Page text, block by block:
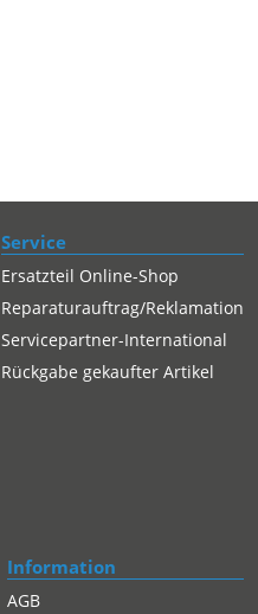
Service
Ersatzteil Online-Shop
Reparaturauftrag/Reklamation
Servicepartner-International
Rückgabe gekaufter Artikel
Information
AGB